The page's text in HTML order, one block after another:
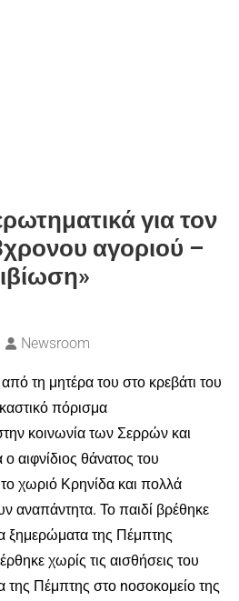
για τον
αγοριού –
Newsroom
τη μητέρα του στο κρεβάτι του
πόρισμα
κοινωνία των Σερρών και
αιφνίδιος θάνατος του
χωριό Κρηνίδα και πολλά
αναπάντητα. Το παιδί βρέθηκε
ξημερώματα της Πέμπτης
χωρίς τις αισθήσεις του
της Πέμπτης στο nοσοκομείο της